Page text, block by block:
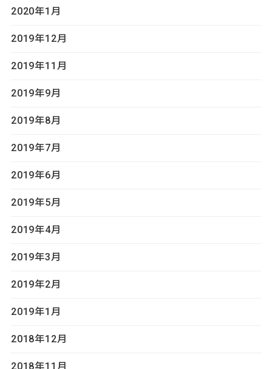
2020年1月
2019年12月
2019年11月
2019年9月
2019年8月
2019年7月
2019年6月
2019年5月
2019年4月
2019年3月
2019年2月
2019年1月
2018年12月
2018年11月